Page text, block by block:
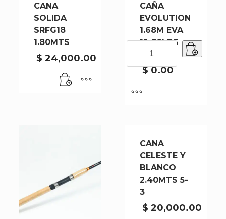
CANA
SOLIDA
SRFG18
1.80MTS
$ 24,000.00
CAÑA
EVOLUTION
1.68M EVA
15-30LBS
B6-1E
$0.00
EVOLUTION
1.68M
15-
CANA
CELESTE Y
BLANCO
2.40MTS 5-
3
$ 20,000.00